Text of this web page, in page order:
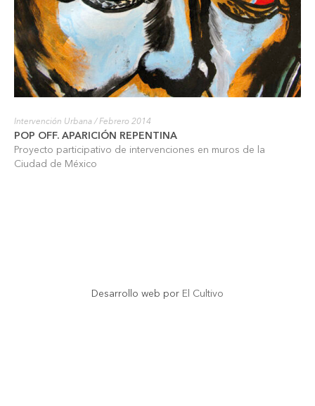
Intervención Urbana/ Febrero 2014
POP OFF. APARICIÓN REPENTINA
Proyecto participativo de intervenciones en muros de la
Ciudad de México
Desarrollo web por El Cultivo